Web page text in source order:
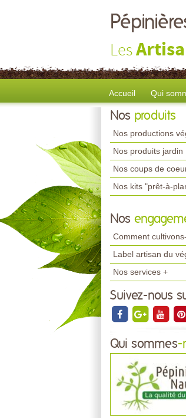
Les
Accueil Qui
Nos produits
Nos productions
Nos produits jardin
Nos coups de
Nos kits "prêt-à-
Nos
Comment
Label artisan du
Nos services +
Suivez-nous
Qui sommes-